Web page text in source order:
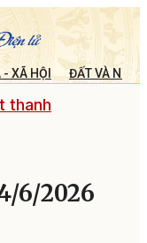
- XÃ HỘI ĐẤT VÀ
thanh
6/2026